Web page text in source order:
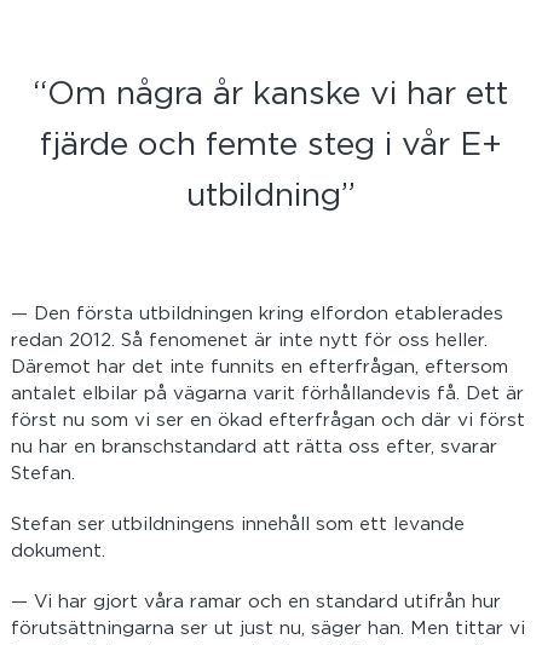
“Om några år kanske vi har ett
fjärde och femte steg i vår E+
utbildning”
— Den första utbildningen kring elfordon etablerades
redan 2012. Så fenomenet är inte nytt för oss heller.
Däremot har det inte funnits en efterfrågan, eftersom
antalet elbilar på vägarna varit förhållandevis få. Det är
först nu som vi ser en ökad efterfrågan och där vi först
nu har en branschstandard att rätta oss efter, svarar
Stefan.
Stefan ser utbildningens innehåll som ett levande
dokument.
— Vi har gjort våra ramar och en standard utifrån hur
förutsättningarna ser ut just nu, säger han. Men tittar vi